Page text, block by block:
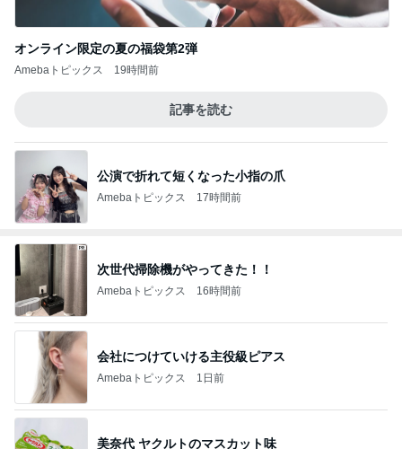
オンライン限定の夏の福袋第2弾
Amebaトピックス 19時間前
記事を読む
公演で折れて短くなった小指の爪
Amebaトピックス 17時間前
次世代掃除機がやってきた！！
Amebaトピックス 16時間前
会社につけていける主役級ピアス
Amebaトピックス 1日前
美奈代 ヤクルトのマスカット味